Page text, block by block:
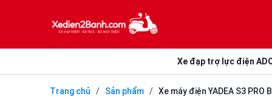
Xe đạp trợ lực điện
Trang chủ / Sản phẩm / Xe máy điện YADEA S3 PRO